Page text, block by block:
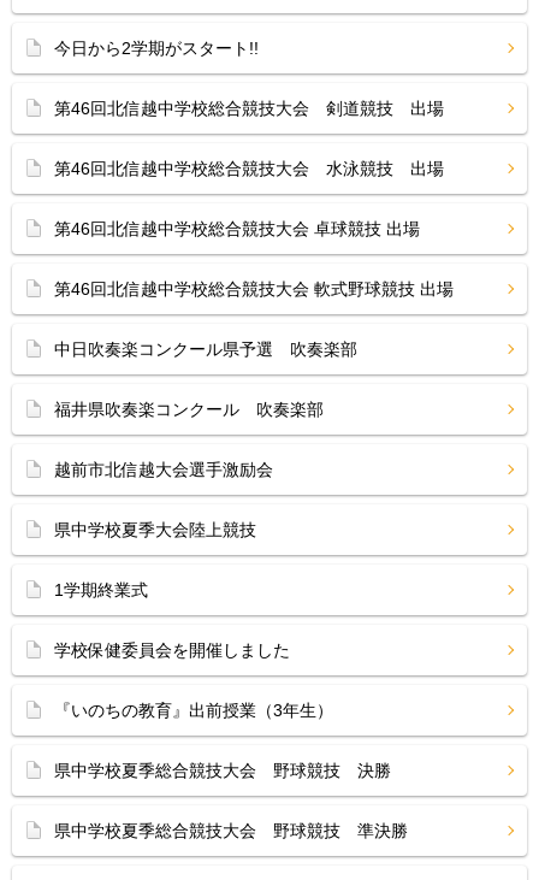
今日から2学期がスタート!!
第46回北信越中学校総合競技大会 剣道競技 出場
第46回北信越中学校総合競技大会 水泳競技 出場
第46回北信越中学校総合競技大会 卓球競技 出場
第46回北信越中学校総合競技大会 軟式野球競技 出場
中日吹奏楽コンクール県予選 吹奏楽部
福井県吹奏楽コンクール 吹奏楽部
越前市北信越大会選手激励会
県中学校夏季大会陸上競技
1学期終業式
学校保健委員会を開催しました
『いのちの教育』出前授業（3年生）
県中学校夏季総合競技大会 野球競技 決勝
県中学校夏季総合競技大会 野球競技 準決勝